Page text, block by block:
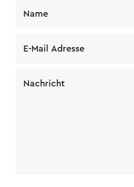
Name
E-Mail Adresse
Nachricht